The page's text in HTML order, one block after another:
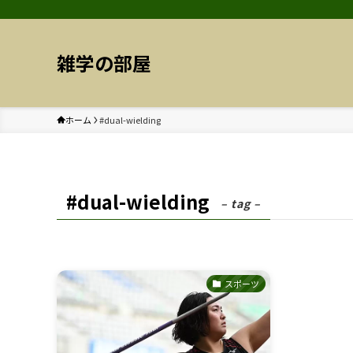
雑学の部屋
ホーム #dual-wielding
#dual-wielding – tag –
スポーツ